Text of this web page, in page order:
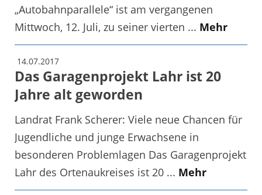
„Autobahnparallele“ ist am vergangenen
Mittwoch, 12. Juli, zu seiner vierten ... Mehr
14.07.2017
Das Garagenprojekt Lahr ist 20
Jahre alt geworden
Landrat Frank Scherer: Viele neue Chancen für
Jugendliche und junge Erwachsene in
besonderen Problemlagen Das Garagenprojekt
Lahr des Ortenaukreises ist 20 ... Mehr